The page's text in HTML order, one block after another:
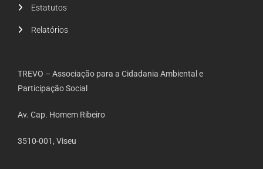
Estatutos
Relatórios
TREVO – Associação para a Cidadania Ambiental e
Participação Social
Av. Cap. Homem Ribeiro
3510-001, Viseu